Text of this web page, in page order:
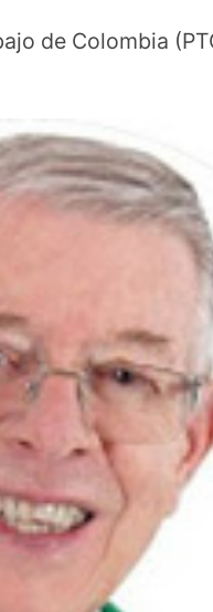
de Colombia